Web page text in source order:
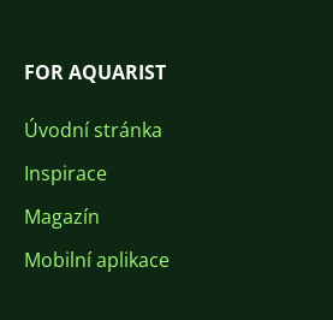
FOR AQUARIST
Úvodní stránka
Inspirace
Magazín
Mobilní aplikace